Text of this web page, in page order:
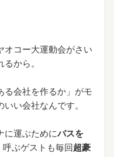
オコー大運動会がさい
から。
る会社を作るか」がモ
いい会社なんです。
に運ぶためにバスを
ぶゲストも毎回超豪